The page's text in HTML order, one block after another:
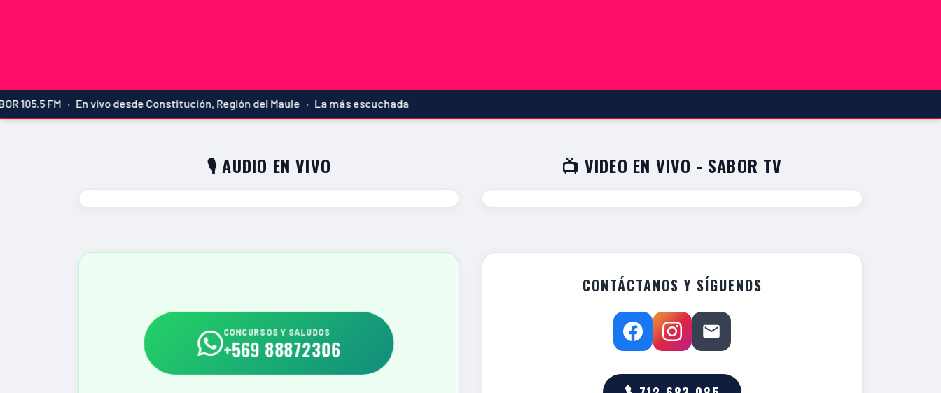
FM · En vivo desde Constitución, Región del Maule · La más escuchada
🎙️ AUDIO EN VIVO 📺 VIDEO EN VIVO - SABOR TV
CONCURSOS Y SALUDOS
+569 88872306
CONTÁCTANOS Y SÍGUENOS